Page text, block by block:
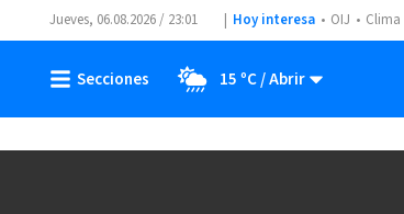
Jueves, 06.08.2026 / 23:01 Hoy interesa OIJ Clima
15 ºC